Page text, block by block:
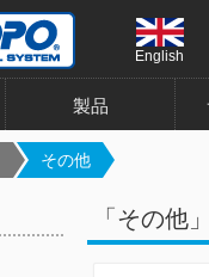
English
製品
その他
「その他